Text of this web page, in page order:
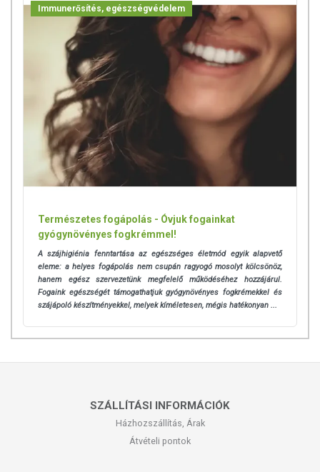
A termék nem gyógyít betegségeket! A termék nem az orvosi kezelés
helyettesítésére alkalmas! Betegség esetén használatát beszélje meg
kezelőorvosával. Kisgyermektől elzárva tartandó!
Immunerősítés, egészségvédelem
Természetes fogápolás - Óvjuk fogainkat
gyógynövényes fogkrémmel!
A szájhigiénia fenntartása az egészséges életmód egyik alapvető
eleme: a helyes fogápolás nem csupán ragyogó mosolyt kölcsönöz,
hanem egész szervezetünk megfelelő működéséhez hozzájárul.
Fogaink egészségét támogathatjuk gyógynövényes fogkrémekkel és
szájápoló készítményekkel, melyek kíméletesen, mégis hatékonyan ...
SZÁLLÍTÁSI INFORMÁCIÓK
Házhozszállítás, Árak
Átvételi pontok